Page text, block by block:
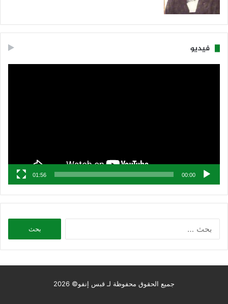
فيديو
00:00
01:56
جميع الحقوق محفوظة لـ قبس إنفو© 2026